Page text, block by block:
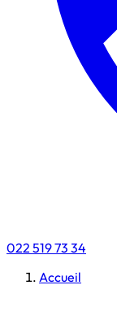
022 519 73 34
Accueil